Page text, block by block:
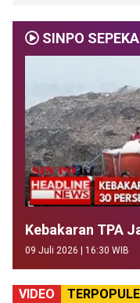
SINPO
Kebakaran TPA
09 Juli 2026 | 16:30 WIB
VIDEO